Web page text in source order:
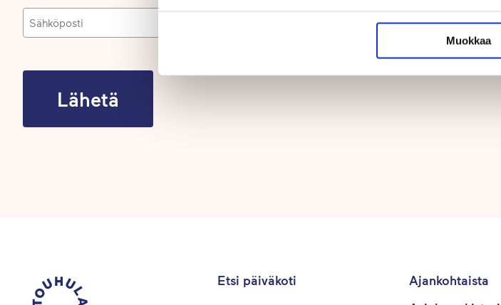
Muokkaa
Etsi päiväkoti
Ajankohtaista